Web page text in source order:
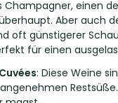
Champagner, einen
Aber auch
oft günstigerer
für einen
: Diese Weine